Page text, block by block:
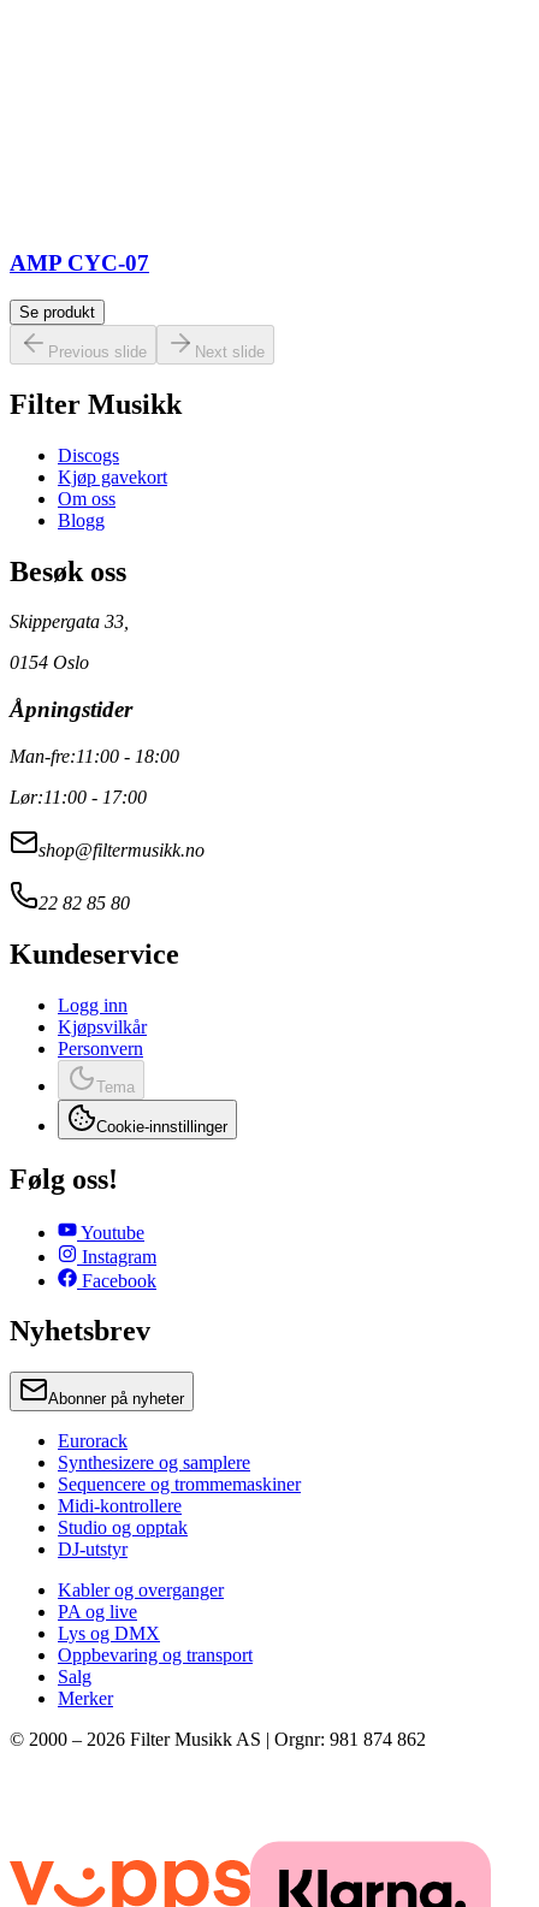
AMP CYC-07
Se produkt
Previous slide Next slide
Filter Musikk
Discogs
Kjøp gavekort
Om oss
Blogg
Besøk oss
Skippergata 33,
0154 Oslo
Åpningstider
Man-fre:11:00 - 18:00
Lør:11:00 - 17:00
shop@filtermusikk.no
22 82 85 80
Kundeservice
Logg inn
Kjøpsvilkår
Personvern
Tema
Cookie-innstillinger
Følg oss!
Youtube
Instagram
Facebook
Nyhetsbrev
Abonner på nyheter
Eurorack
Synthesizere og samplere
Sequencere og trommemaskiner
Midi-kontrollere
Studio og opptak
DJ-utstyr
Kabler og overganger
PA og live
Lys og DMX
Oppbevaring og transport
Salg
Merker
© 2000 – 2026 Filter Musikk AS | Orgnr: 981 874 862